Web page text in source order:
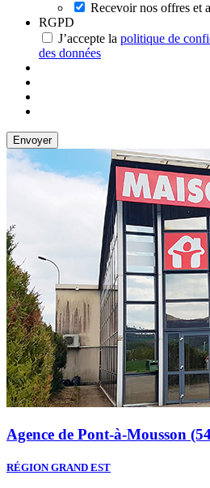
Recevoir nos offres et
RGPD
J’accepte la politique de
des données
Agence de Pont-à-Mousson
RÉGION GRAND EST